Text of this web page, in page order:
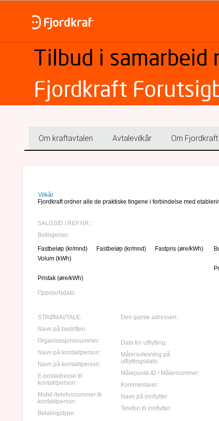
Tilbud i samarbeid
Fjordkraft
Om kraftavtalen Avtalevilkår Om Fjordkraft
Vilkår
Fjordkraft ordner alle de praktiske tingene i forbindelse med
SALGSID / REF.NR.:
Betingelser:
Fastbeløp (kr/mnd)
Fastbeløp (kr/mnd) Fastpris (øre/kWh)
Volum (kWh)
Pristak (øre/kWh)
Oppstartsdato:
STRØMAVTALE:
Navn på bedriften:
Organisasjonsnummer:
Navn på kontaktperson:
Navn på kontaktperson:
E-postadresse til
kontaktperson:
Mobil-/telefonnummer til
kontaktperson:
Betalingstype:
Den gamle adressen:
Dato for utflytting:
Måleravlesning på
utflyttingsdato:
Målepunkt-ID / Målernummer:
Kommentarer:
Navn på innflytter:
Telefon til innflytter: